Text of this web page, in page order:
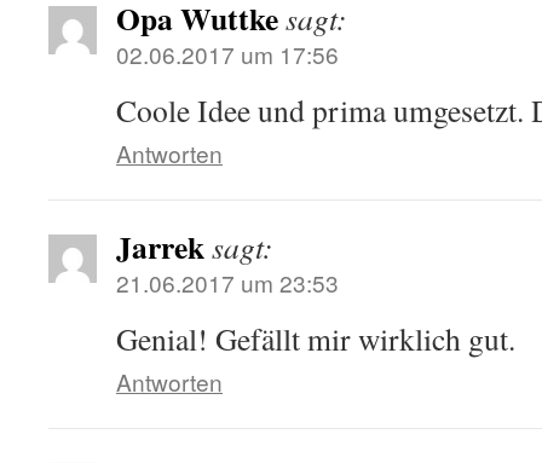
Opa Wuttkesagt:
02.06.2017 um 17:56
Coole Idee und prima umgesetzt.
Antworten
Jarreksagt:
21.06.2017 um 23:53
Genial! Gefällt mir wirklich gut.
Antworten